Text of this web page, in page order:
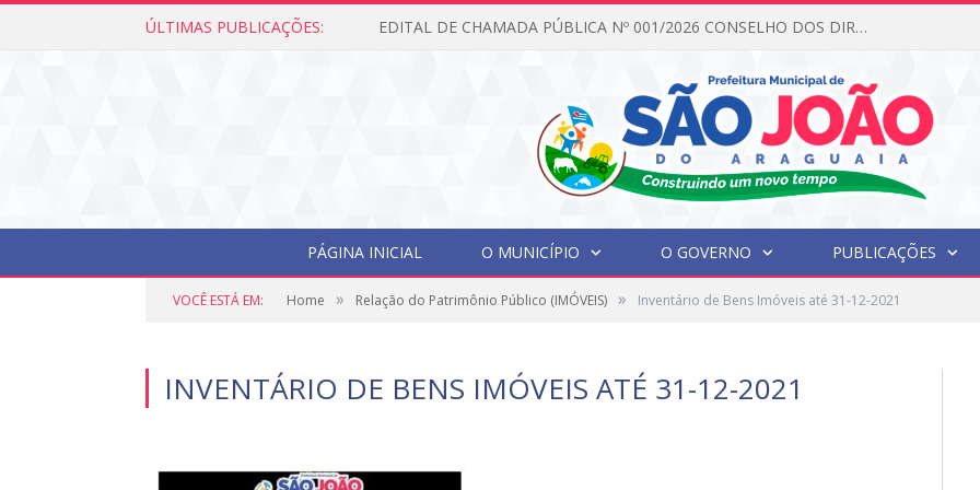
ÚLTIMAS PUBLICAÇÕES: EDITAL DE CHAMADA PÚBLICA Nº 001/2026 CONSELHO DOS DIREITOS DA CRIANÇA E DO ADOLESCENTE
PÁGINA INICIAL O MUNICÍPIO O GOVERNO PUBLICAÇÕES
VOCÊ ESTÁ EM: Home » Relação do Patrimônio Público (IMÓVEIS) » Inventário de Bens Imóveis até 31-12-2021
INVENTÁRIO DE BENS IMÓVEIS ATÉ 31-12-2021